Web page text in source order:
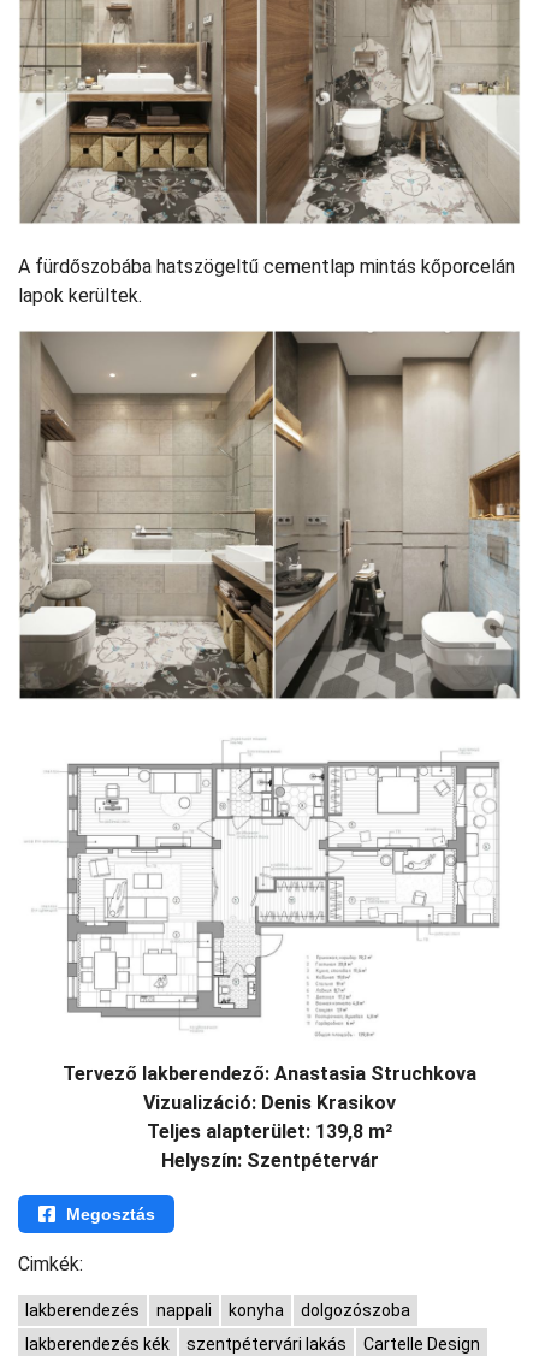
A fürdőszobába hatszögeltű cementlap mintás kőporcelán
lapok kerültek.
Tervező lakberendező: Anastasia Struchkova
Vizualizáció: Denis Krasikov
Teljes alapterület: 139,8 m²
Helyszín: Szentpétervár
Megosztás
Cimkék:
lakberendezés nappali konyha
dolgozószoba
lakberendezés kék
szentpétervári lakás Cartelle Design